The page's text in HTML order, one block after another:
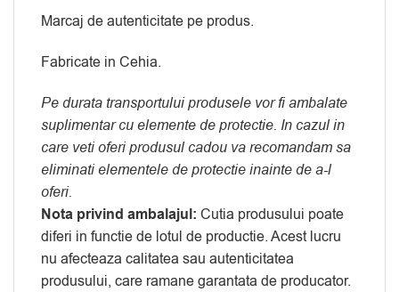
Marcaj de autenticitate pe produs.
Fabricate in Cehia.
Pe durata transportului produsele vor fi ambalate
suplimentar cu elemente de protectie. In cazul in
care veti oferi produsul cadou va recomandam sa
eliminati elementele de protectie inainte de a-l
oferi.
Nota privind ambalajul: Cutia produsului poate
diferi in functie de lotul de productie. Acest lucru
nu afecteaza calitatea sau autenticitatea
produsului, care ramane garantata de producator.